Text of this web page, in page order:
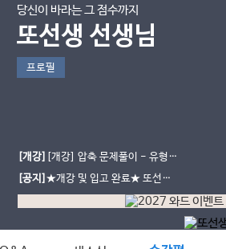
당신이 바라는 그 점수까지
또선생 선생님
프로필
[개강] [개강] 압축 문제풀이 - 유형별
문제풀이의 압축판
[공지]★개강 및 입고 완료★ 또선생
N제, WOD